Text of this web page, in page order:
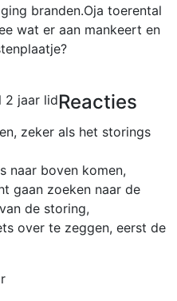
branden.Oja toerental
wat er aan mankeert en
2 jaar lidReacties
zeker als het storings
naar boven komen,
gaan zoeken naar de
de storing,
over te zeggen, eerst de